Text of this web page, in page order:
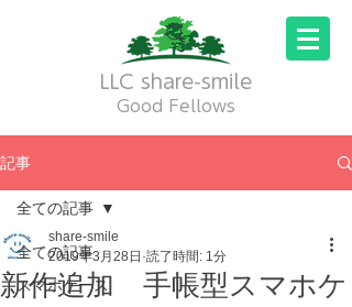
LLC share-smile
Good Fellows
記事
全ての記事
スマホケース
全ての記事
新作追加 手帳型スマホケ
share-smile
2019年3月28日 読了時間: 1分